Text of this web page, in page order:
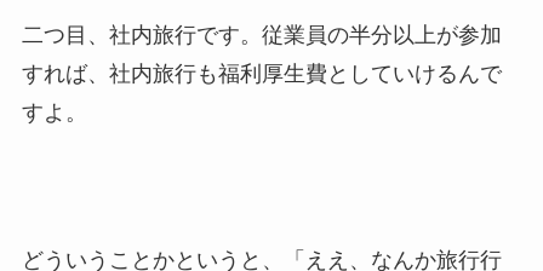
二つ目、社内旅行です。従業員の半分以上が参加
すれば、社内旅行も福利厚生費としていけるんで
すよ。
どういうことかというと、「ええ、なんか旅行行